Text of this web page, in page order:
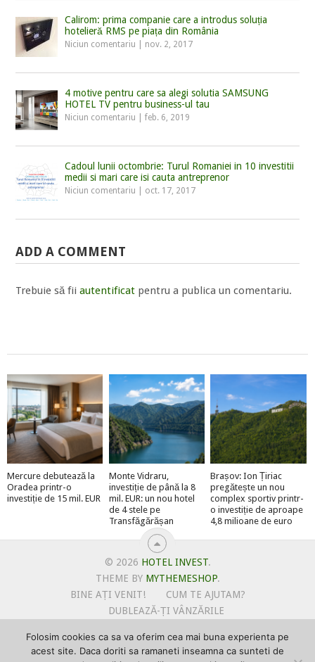
Calirom: prima companie care a introdus soluția
hotelieră RMS pe piața din România
Niciun comentariu nov. 2, 2017
4 motive pentru care sa alegi solutia SAMSUNG
HOTEL TV pentru business-ul tau
Niciun comentariu |feb. 6, 2019
Cadoul lunii octombrie: Turul Romaniei in 10 investitii
medii si mari care isi cauta antreprenor
Niciun comentariu oct. 17, 2017
ADD A COMMENT
Trebuie să fiiautentificat pentru a publica un comentariu.
Mercure debutează la
Oradea printr-o
investiție de 15 mil. EUR
Monte Vidraru,
investiție de până la 8
mil. EUR: un nou hotel
de 4 stele pe
Transfăgărășan
Brașov: Ion Țiriac
pregătește un nou
complex sportiv printr-
o investiție de aproape
4,8 milioane de euro
© 2026 HOTEL INVEST.
THEME BY MYTHEMESHOP.
BINE AȚI VENIT!
CUM TE AJUTAM?
DUBLEAZĂ-ȚI VÂNZĂRILE
POLITICA DE UTILIZARE COOKIE-URI
PRIMEȘTI GRATUIT MEGA-CADOURI LA ABONARE
Folosim cookies ca sa va oferim cea mai buna experienta pe
acest site. Daca doriti sa ramaneti inseamna ca sunteti de